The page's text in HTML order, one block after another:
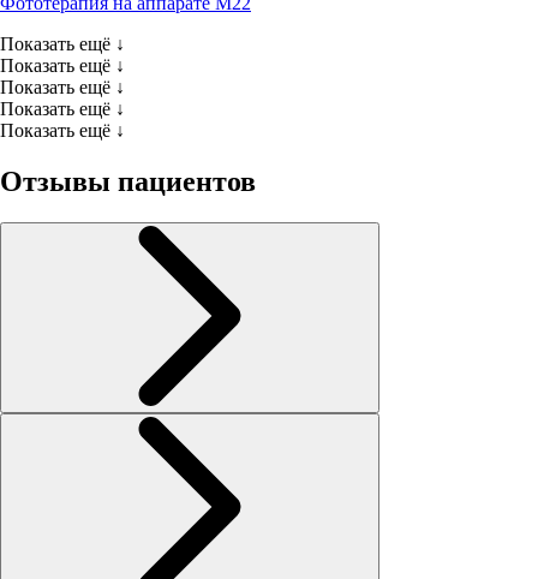
Показать ещё ↓
Показать ещё ↓
Показать ещё ↓
Показать ещё ↓
Показать ещё ↓
Отзывы пациентов